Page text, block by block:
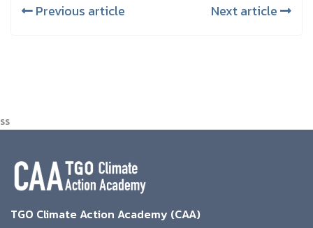
Previous article Next article
ss
TGO Climate Action Academy (CAA)